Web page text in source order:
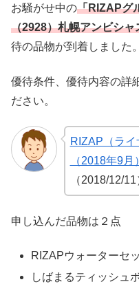
お騒がせ中の「RIZAPグ
（2928）札幌アンビシャ
待の品物が到着しました。
優待条件、優待内容の詳
ださい。
RIZAP（ラ
（2018年9月）
（2018/12/11
申し込んだ品物は２点
RIZAPウォーターセ
しばまるティッシュ